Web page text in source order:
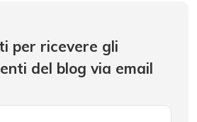
per ricevere gli
del blog via email